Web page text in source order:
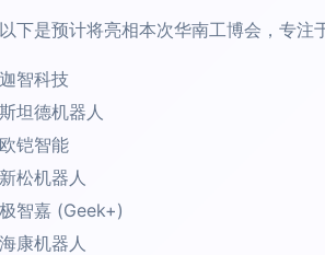
以下是预计将亮相本次华南工博会，专注
迦智科技
斯坦德机器人
欧铠智能
新松机器人
极智嘉 (Geek+)
海康机器人